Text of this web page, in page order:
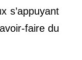
s’appuyant
faire du